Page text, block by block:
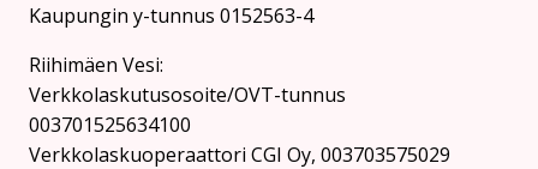
Kaupungin y-tunnus 0152563-4
Rii­hi­mäen Vesi:
Verkkolaskutusosoite/OVT-tunnus
003701525634100
Verkkolaskuoperaattori CGI Oy, 003703575029